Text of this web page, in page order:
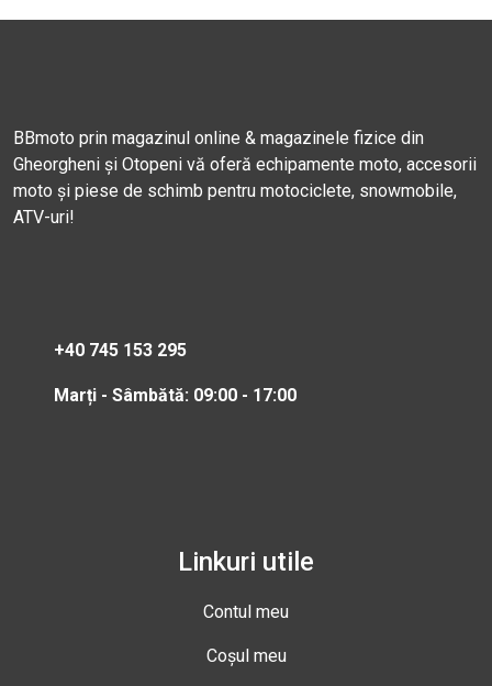
BBmoto prin magazinul online & magazinele fizice din
Gheorgheni și Otopeni vă oferă echipamente moto, accesorii
moto și piese de schimb pentru motociclete, snowmobile,
ATV-uri!
+40 745 153 295
Marți - Sâmbătă: 09:00 - 17:00
Linkuri utile
Contul meu
Coșul meu